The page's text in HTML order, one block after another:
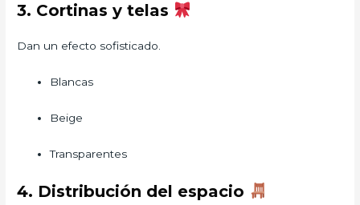
3. Cortinas y telas
Dan un efecto sofisticado.
Blancas
Beige
Transparentes
4. Distribución del espacio